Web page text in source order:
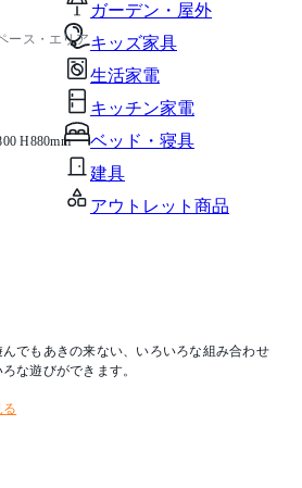
ガーデン・屋外
キッズ家具
生活家電
キッチン家電
ベッド・寝具
建具
アウトレット商品
ース・エリア
H880mm
でもあきの来ない、いろいろな組み合わせ
な遊びができます。
ご希望の場合は別途お見積させていただきま
りであるため、多少の個体差があります。
る